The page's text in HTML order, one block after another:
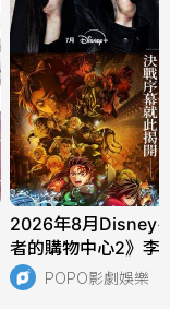
2026年8月
者的購物中心2》李
開錦繡》丁禹兮、
嗑！
POPO影劇娛樂